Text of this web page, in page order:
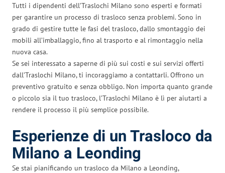
Tutti i dipendenti dell’Traslochi Milano sono esperti e formati
per garantire un processo di trasloco senza problemi. Sono in
grado di gestire tutte le fasi del trasloco, dallo smontaggio dei
mobili all’imballaggio, fino al trasporto e al rimontaggio nella
nuova casa.
Se sei interessato a saperne di più sui costi e sui servizi offerti
dall’Traslochi Milano, ti incoraggiamo a contattarli. Offrono un
preventivo gratuito e senza obbligo. Non importa quanto grande
o piccolo sia il tuo trasloco, l’Traslochi Milano è lì per aiutarti a
rendere il processo il più semplice possibile.
Esperienze di un Trasloco da
Milano a Leonding
Se stai pianificando un trasloco da Milano a Leonding,